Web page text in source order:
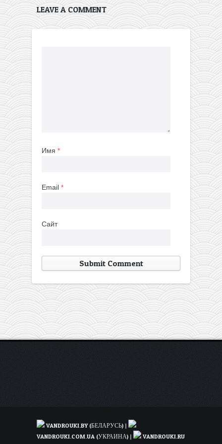
LEAVE A COMMENT
Имя *
Email *
Сайт
VANDROUKI.BY (БЕЛАРУСЬ) |
VANDROUKI.COM.UA (УКРАИНА) |
VANDROUKI.RU